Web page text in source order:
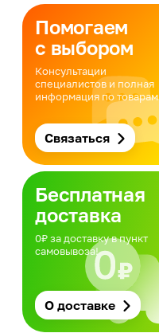
Помогаем
с выбором
Консультации
специалистов и полная
информация по товарам
Связаться
Бесплатная
доставка
0₽ за доставку в пункт
самовывоза!
О доставке